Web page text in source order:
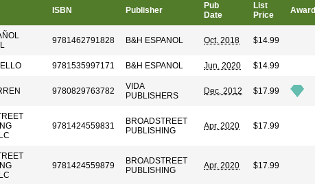
ISBN Publisher
Pub
Date
List
Price
Award
9781462791828 B&H ESPANOL Oct. 2018 $14.99
9781535997171 B&H ESPANOL Jun. 2020 $14.99
9780829763782
VIDA
PUBLISHERS
Dec. 2012 $17.99
9781424559831
BROADSTREET
PUBLISHING
Apr. 2020 $17.99
9781424559879
BROADSTREET
PUBLISHING
Apr. 2020 $17.99